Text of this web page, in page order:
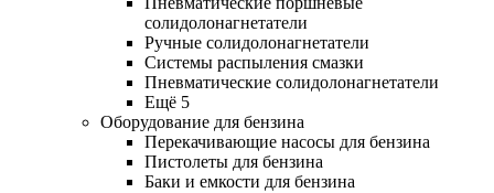
солидолонагнетатели
Ручные солидолонагнетатели
Системы распыления смазки
Пневматические солидолонагнетатели
Ещё 5
Оборудование для бензина
Перекачивающие насосы для бензина
Пистолеты для бензина
Баки и емкости для бензина